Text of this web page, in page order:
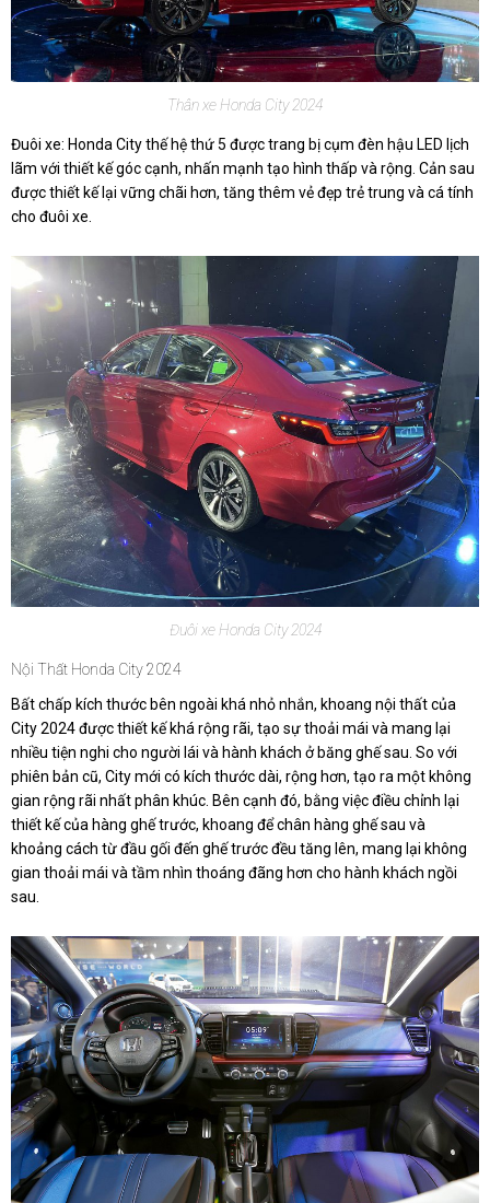
Thân xe Honda City 2024
Đuôi xe: Honda City thế hệ thứ 5 được trang bị cụm đèn hậu LED lịch
lãm với thiết kế góc cạnh, nhấn mạnh tạo hình thấp và rộng. Cản sau
được thiết kế lại vững chãi hơn, tăng thêm vẻ đẹp trẻ trung và cá tính
cho đuôi xe.
Đuôi xe Honda City 2024
Nội Thất Honda City 2024
Bất chấp kích thước bên ngoài khá nhỏ nhắn, khoang nội thất của
City 2024 được thiết kế khá rộng rãi, tạo sự thoải mái và mang lại
nhiều tiện nghi cho người lái và hành khách ở băng ghế sau. So với
phiên bản cũ, City mới có kích thước dài, rộng hơn, tạo ra một không
gian rộng rãi nhất phân khúc. Bên cạnh đó, bằng việc điều chỉnh lại
thiết kế của hàng ghế trước, khoang để chân hàng ghế sau và
khoảng cách từ đầu gối đến ghế trước đều tăng lên, mang lại không
gian thoải mái và tầm nhìn thoáng đãng hơn cho hành khách ngồi
sau.